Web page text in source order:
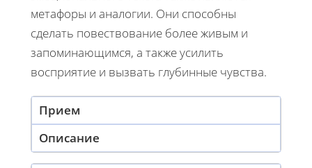
метафоры и аналогии. Они способны
сделать повествование более живым и
запоминающимся, а также усилить
восприятие и вызвать глубинные чувства.
Прием
Описание